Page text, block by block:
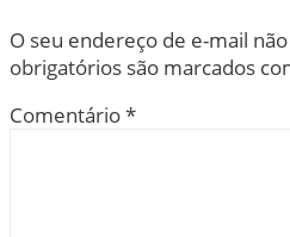
O seu endereço de e-mail
obrigatórios são marcados
Comentário*